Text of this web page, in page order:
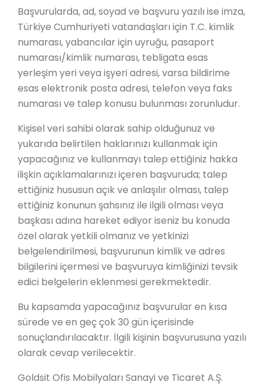
Başvurularda, ad, soyad ve başvuru yazılı ise imza,
Türkiye Cumhuriyeti vatandaşları için T.C. kimlik
numarası, yabancılar için uyruğu, pasaport
numarası/kimlik numarası, tebligata esas
yerleşim yeri veya işyeri adresi, varsa bildirime
esas elektronik posta adresi, telefon veya faks
numarası ve talep konusu bulunması zorunludur.
Kişisel veri sahibi olarak sahip olduğunuz ve
yukarıda belirtilen haklarınızı kullanmak için
yapacağınız ve kullanmayı talep ettiğiniz hakka
ilişkin açıklamalarınızı içeren başvuruda; talep
ettiğiniz hususun açık ve anlaşılır olması, talep
ettiğiniz konunun şahsınız ile ilgili olması veya
başkası adına hareket ediyor iseniz bu konuda
özel olarak yetkili olmanız ve yetkinizi
belgelendirilmesi, başvurunun kimlik ve adres
bilgilerini içermesi ve başvuruya kimliğinizi tevsik
edici belgelerin eklenmesi gerekmektedir.
Bu kapsamda yapacağınız başvurular en kısa
sürede ve en geç çok 30 gün içerisinde
sonuçlandırılacaktır. İlgili kişinin başvurusuna yazılı
olarak cevap verilecektir.
Goldsit Ofis Mobilyaları Sanayi ve Ticaret A.Ş.